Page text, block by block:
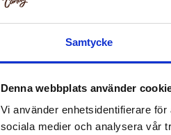
Samtycke
Denna webbplats använder
Vi använder enhetsidentifierare
sociala medier och analysera vår